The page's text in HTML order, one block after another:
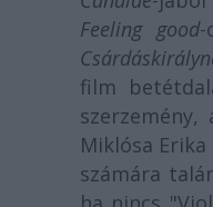
Feeling good-
film
szerzemény,
Miklósa
számára